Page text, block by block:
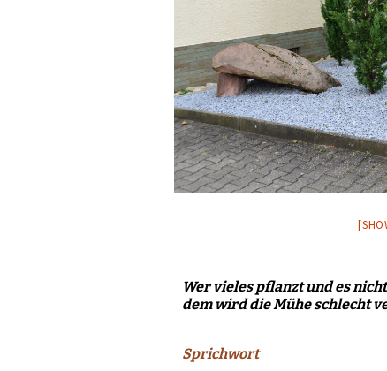
Wer vieles pflanzt und es
dem wird die Mühe schlecht
Sprichwort